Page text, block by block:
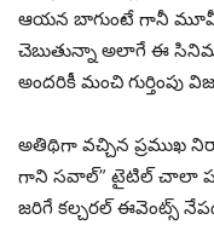
ఆయన బాగుంటే గానీ మూవీ
చెబుతున్నా అలాగే ఈ
అందరికీ మంచి గుర్తింపు
అతిథిగా వచ్చిన ప్రముఖ
గాని సవాల్” టైటిల్ చాలా
జరిగే కల్చరల్ ఈవెంట్స్